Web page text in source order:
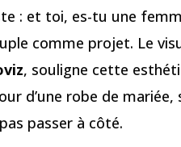
: et toi, es-tu une
comme projet. Le
, souligne cette
d’une robe de
passer à côté.